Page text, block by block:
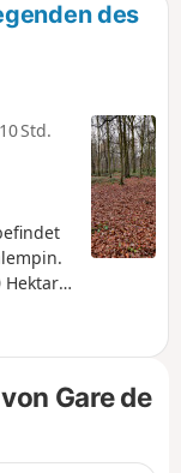
des
Std.
große
Gare de